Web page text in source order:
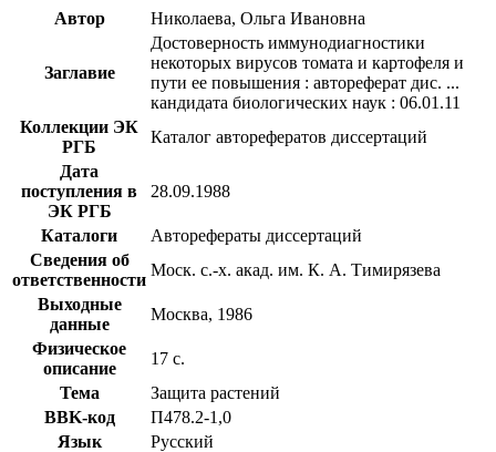
Автор Николаева, Ольга Ивановна
Заглавие
Достоверность иммунодиагностики
некоторых вирусов томата и картофеля и
пути ее повышения : автореферат дис. ...
кандидата биологических наук : 06.01.11
Коллекции ЭК
РГБ
Каталог авторефератов диссертаций
Дата
поступления в
ЭК РГБ
28.09.1988
Каталоги
Авторефераты диссертаций
Сведения об
ответственности
Моск. с.-х. акад. им. К. А. Тимирязева
Выходные
данные
Москва, 1986
Физическое
описание
17 с.
Тема
Защита растений
BBK-код
П478.2-1,0
Язык
Русский